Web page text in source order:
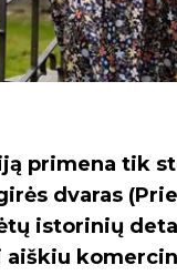
primena tik
dvaras
istorinių
aiškiu